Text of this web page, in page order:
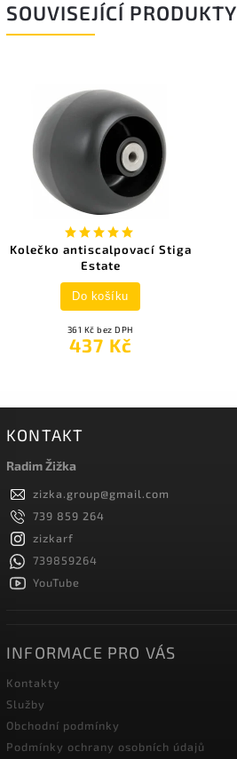
SOUVISEJÍCÍ PRODUKTY
Kolečko antiscalpovací Stiga
Estate
361 Kč bez DPH
437 Kč
Do košíku
KONTAKT
Radim Žižka
zizka.group@gmail.com
739 859 264
zizkarf
739859264
YouTube
INFORMACE PRO VÁS
Kontakty
Služby
Obchodní podmínky
Podmínky ochrany osobních údajů